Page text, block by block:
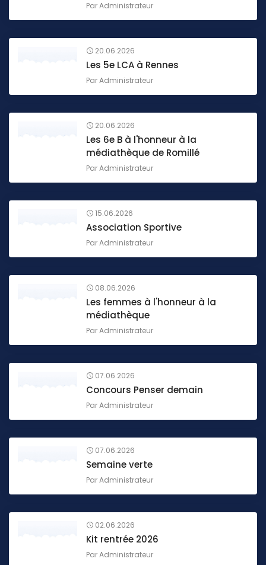
ParAdministrateur
20.06.2026
Les 5e LCA à Rennes
ParAdministrateur
20.06.2026
Les 6e B à l'honneur à la
médiathèque de Romillé
ParAdministrateur
15.06.2026
Association Sportive
ParAdministrateur
08.06.2026
Les femmes à l'honneur à la
médiathèque
ParAdministrateur
07.06.2026
Concours Penser demain
ParAdministrateur
07.06.2026
Semaine verte
ParAdministrateur
02.06.2026
Kit rentrée 2026
ParAdministrateur